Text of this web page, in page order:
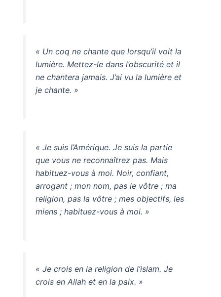
« Un coq ne chante que lorsqu’il voit la
lumière. Mettez-le dans l’obscurité et il
ne chantera jamais. J’ai vu la lumière et
je chante. »
« Je suis l’Amérique. Je suis la partie
que vous ne reconnaîtrez pas. Mais
habituez-vous à moi. Noir, confiant,
arrogant ; mon nom, pas le vôtre ; ma
religion, pas la vôtre ; mes objectifs, les
miens ; habituez-vous à moi. »
« Je crois en la religion de l’islam. Je
crois en Allah et en la paix. »